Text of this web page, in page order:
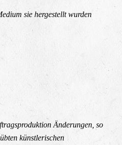
sie hergestellt wurden
Änderungen, so
künstlerischen